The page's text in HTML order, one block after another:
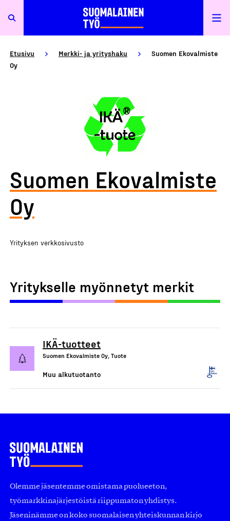
Etusivu Merkki- ja yrityshaku
Suomen Ekovalmiste
Oy
Suomen Ekovalmiste
Oy
Yrityksen verkkosivusto
Yritykselle myönnetyt merkit
IKÄ-tuotteet
Suomen Ekovalmiste Oy, Tuote
Muu alkutuotanto
Olemme jäsentemme omistama puolueeton,
työmarkkinajärjestöistä riippumaton yhdistys.
Jäseninämme on koko suomalaisen yhteiskunnan kirjo